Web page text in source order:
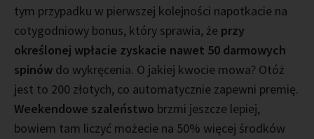
tym przypadku w pierwszej kolejności napotkacie na
cotygodniowy bonus, który sprawia, że przy
określonej wpłacie zyskacie nawet 50 darmowych
spinów do wykręcenia. O jakiej kwocie mowa? Otóż
jest to 200 złotych, co automatycznie zapewni premię.
Weekendowe szaleństwo brzmi jeszcze lepiej,
bowiem tam liczyć możecie na 50% więcej środków